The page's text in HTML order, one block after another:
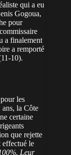
qui a eu
Gogoua,
pour
a finalement
a remporté
10).
les
ans, la Côte
certaine
que rejette
effectué le
Leur